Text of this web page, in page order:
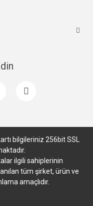
bilgileriniz 256bit SSL
ilgili sahiplerinin
tüm şirket, ürün ve
amaçlıdır.